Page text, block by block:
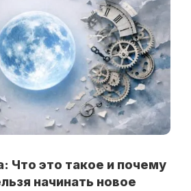
Что это такое и почему
начинать новое